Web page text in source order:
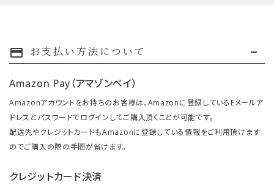
payment お支払い方法について
Amazon Pay（アマゾンペイ）
Amazonアカウントをお持ちのお客様は、Amazonに登録しているEメールア
ドレスとパスワードでログインしてご購入頂くことが可能です。
配送先やクレジットカードもAmazonに登録している情報をご利用頂けます
のでご購入の際の手間が省けます。
クレジットカード決済